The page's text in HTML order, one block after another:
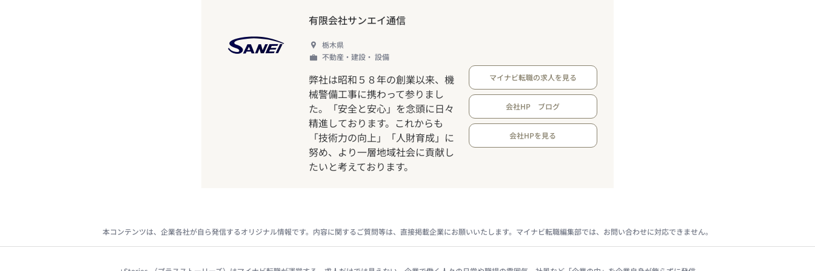
有限会社サンエイ通信
栃木県
不動産・建設・ 設備
弊社は昭和５８年の創業以来、機
械警備工事に携わって参りまし
た。「安全と安心」を念頭に日々
精進しております。これからも
「技術力の向上」「人財育成」に
努め、より一層地域社会に貢献し
たいと考えております。
マイナビ転職の求人を見る
会社HP ブログ
会社HPを見る
本コンテンツは、企業各社が自ら発信するオリジナル情報です。内容に関するご質問等は、直接掲載企業にお願いいたします。マイナビ転職編集部では、お問い合わせに対応できません。